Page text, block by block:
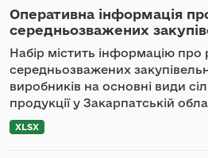
Оперативна інформація
середньозважених
Набір містить інформацію про
середньозважених
виробників на основні види
продукції у Закарпатській
XLSX